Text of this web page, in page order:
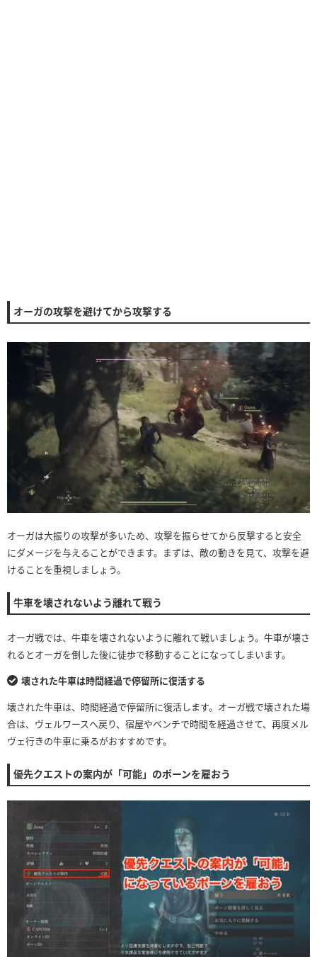
オーガの攻撃を避けてから攻撃する
オーガは大振りの攻撃が多いため、攻撃を振らせてから反撃すると安全
にダメージを与えることができます。まずは、敵の動きを見て、攻撃を避
けることを重視しましょう。
牛車を壊されないよう離れて戦う
オーガ戦では、牛車を壊されないように離れて戦いましょう。牛車が壊さ
れるとオーガを倒した後に徒歩で移動することになってしまいます。
壊された牛車は時間経過で停留所に復活する
壊された牛車は、時間経過で停留所に復活します。オーガ戦で壊された場
合は、ヴェルワースへ戻り、宿屋やベンチで時間を経過させて、再度メル
ヴェ行きの牛車に乗るがおすすめです。
優先クエストの案内が「可能」のポーンを雇おう